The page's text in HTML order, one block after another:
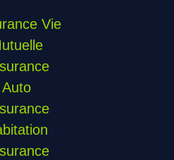
Vie
Auto